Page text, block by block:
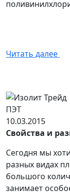
Читать далее
10.03.2015
Свойства и
Сегодня мы
разных видах
большого
занимает